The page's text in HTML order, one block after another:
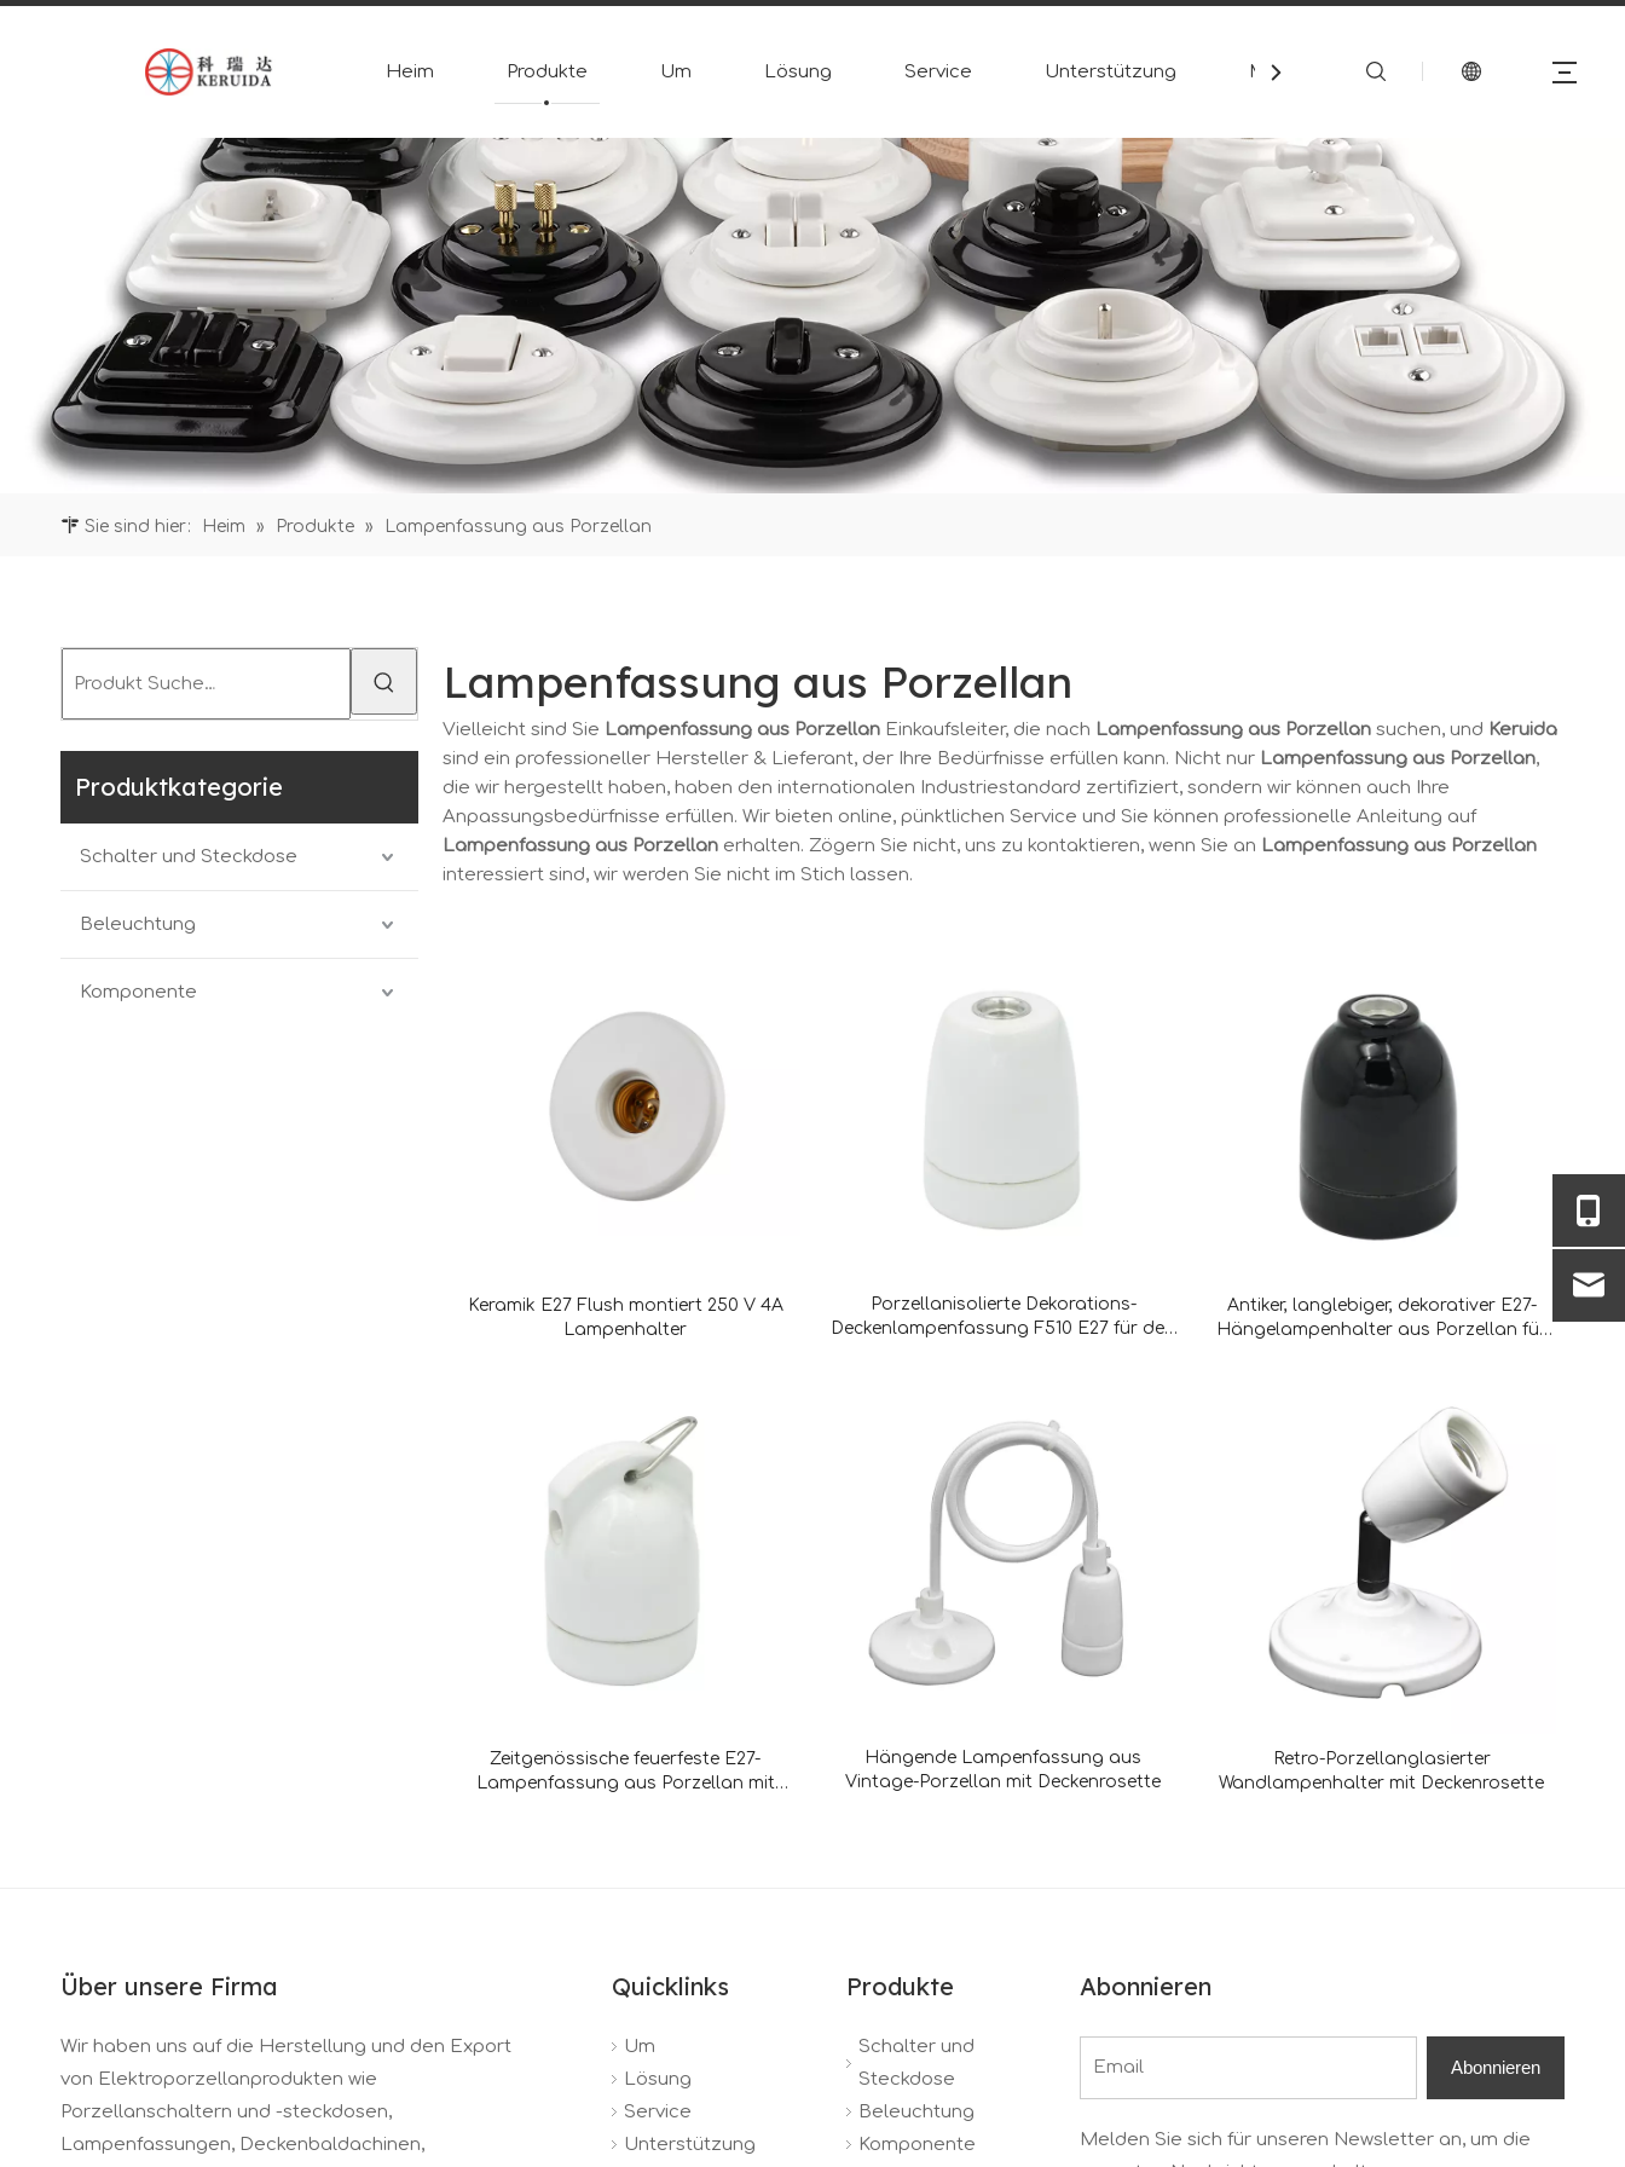
Heim Produkte Um Lösung Service Unterstützung Medien
Sie sind hier: Heim » Produkte » Lampenfassung aus Porzellan
Produktkategorie
Schalter und Steckdose
Beleuchtung
Komponente
Lampenfassung aus Porzellan
Vielleicht sind Sie Lampenfassung aus Porzellan Einkaufsleiter, die nach Lampenfassung aus Porzellan suchen, und Keruida
sind ein professioneller Hersteller & Lieferant, der Ihre Bedürfnisse erfüllen kann. Nicht nur Lampenfassung aus Porzellan,
die wir hergestellt haben, haben den internationalen Industriestandard zertifiziert, sondern wir können auch Ihre
Anpassungsbedürfnisse erfüllen. Wir bieten online, pünktlichen Service und Sie können professionelle Anleitung auf
Lampenfassung aus Porzellan erhalten. Zögern Sie nicht, uns zu kontaktieren, wenn Sie an Lampenfassung aus Porzellan
interessiert sind, wir werden Sie nicht im Stich lassen.
Keramik E27 Flush montiert 250 V 4A
Lampenhalter
Porzellanisolierte Dekorations-
Deckenlampenfassung F510 E27 für den
Antiker, langlebiger, dekorativer E27-
Hängelampenhalter aus Porzellan für
Zeitgenössische feuerfeste E27-
Lampenfassung aus Porzellan mit
Hängende Lampenfassung aus
Vintage-Porzellan mit Deckenrosette
Retro-Porzellanglasierter
Wandlampenhalter mit Deckenrosette
Über unsere Firma
Wir haben uns auf die Herstellung und den Export
von Elektroporzellanprodukten wie
Porzellanschaltern und -steckdosen,
Lampenfassungen, Deckenbaldachinen,
Quicklinks
Um
Lösung
Service
Unterstützung
Produkte
Schalter und
Steckdose
Beleuchtung
Komponente
Abonnieren
Abonnieren
Melden Sie sich für unseren Newsletter an, um die